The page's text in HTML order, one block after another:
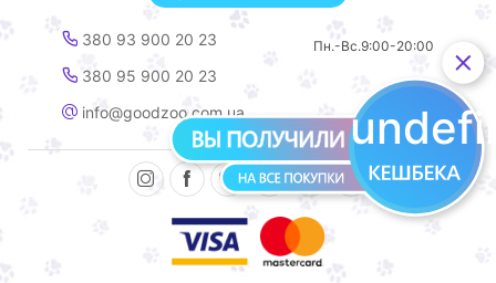
380 93 900 20 23
380 95 900 20 23
info@goodzoo.com.ua
Пн.-Вс.9:00-20:00